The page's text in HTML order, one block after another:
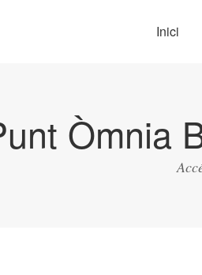
Inici
Òmnia